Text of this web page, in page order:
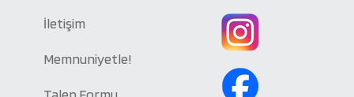
İletişim
Memnuniyetle!